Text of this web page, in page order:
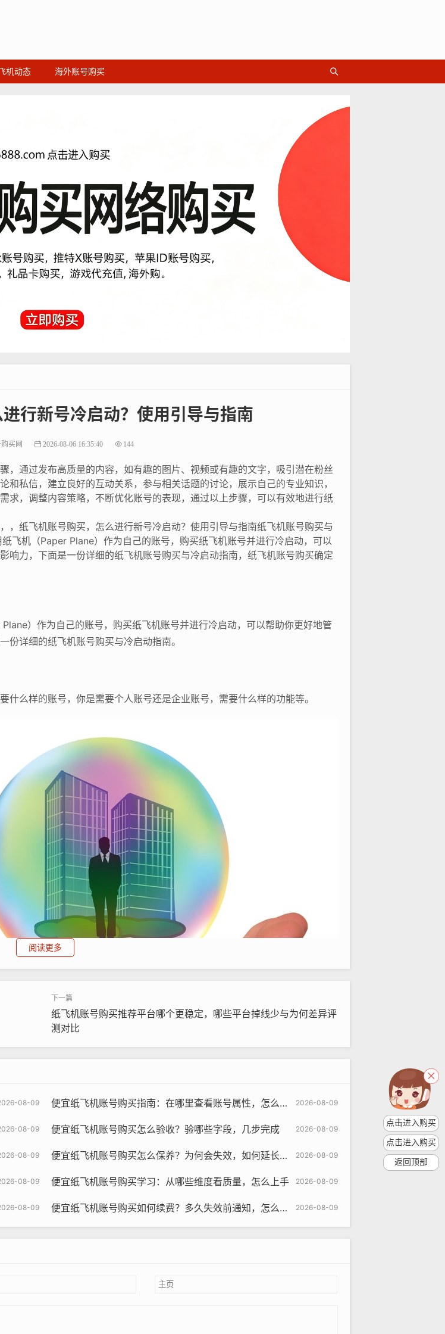
机动态 海外账号购买
行新号冷启动？使用引导与指南
买网 2026-08-06 16:35:40 144
，通过发布高质量的内容，如有趣的图片、视频或有趣的文字，吸引潜在粉丝
私信，建立良好的互动关系，参与相关话题的讨论，展示自己的专业知识，
求，调整内容策略，不断优化账号的表现，通过以上步骤，可以有效地进行纸
，纸飞机账号购买，怎么进行新号冷启动？使用引导与指南纸飞机账号购买与
飞机（Paper Plane）作为自己的账号，购买纸飞机账号并进行冷启动，可以
响力，下面是一份详细的纸飞机账号购买与冷启动指南，纸飞机账号购买确定
）作为自己的账号，购买纸飞机账号并进行冷启动，可以帮助你更好地管
详细的纸飞机账号购买与冷启动指南。
么样的账号，你是需要个人账号还是企业账号，需要什么样的功能等。
tg账号, 电报聊天账号购买,wdd16888.com
的卖家，你可以通过查看卖家的评价、信誉和交易记录来判断卖家的可靠性。
方式，你可以选择使用支付宝、微信支付等第三方支付平台进行付款。
阅读更多
纸飞机账号购买推荐平台哪个更稳定，哪些平台掉线少与为何差异评
测对比
08-09 2026-08-09
便宜纸飞机账号购买指南：在哪里查看账号属性，怎么识别真伪
08-09 2026-08-09
便宜纸飞机账号购买怎么验收？验哪些字段，几步完成
08-09 2026-08-09
便宜纸飞机账号购买怎么保养？为何会失效，如何延长有效期
08-09 2026-08-09
便宜纸飞机账号购买学习：从哪些维度看质量，怎么上手
08-09 2026-08-09
便宜纸飞机账号购买如何续费？多久失效前通知，怎么操作
点击进入购买
点击进入购买
返回顶部